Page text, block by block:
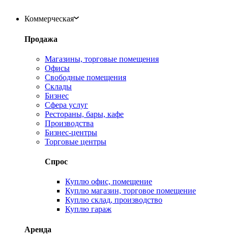
Коммерческая
Продажа
Магазины, торговые помещения
Офисы
Свободные помещения
Склады
Бизнес
Сфера услуг
Рестораны, бары, кафе
Производства
Бизнес-центры
Торговые центры
Спрос
Куплю офис, помещение
Куплю магазин, торговое помещение
Куплю склад, производство
Куплю гараж
Аренда